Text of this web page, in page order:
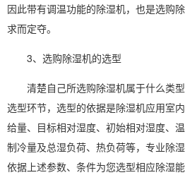
因此带有调温功能的除湿机，也是选购
求而定夺。
3、选购除湿机的选型
清楚自己所选购除湿机属于什么类型
选型环节，选型的依据是除湿机应用室
给量、目标相对湿度、初始相对湿度、
制冷量及总湿负荷、热负荷等，专业除
依据上述参数、条件为您选型相应除湿能